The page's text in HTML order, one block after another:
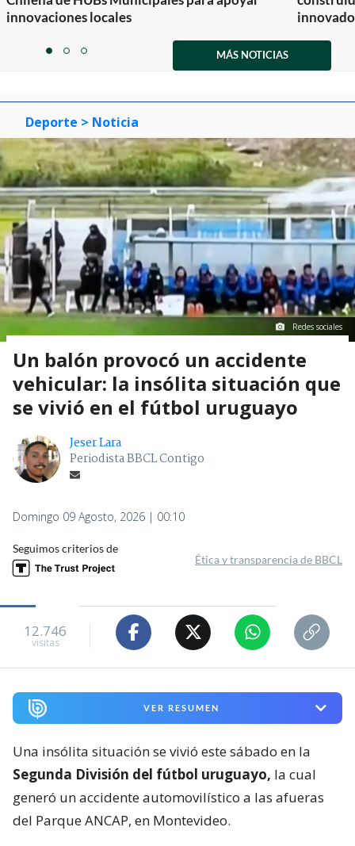
innovaciones locales
itemitemitem
MÁS NOTICIAS
Deporte > Noticia
Redes sociales
Un balón provocó un accidente
vehicular: la insólita situación que
se vivió en el fútbol uruguayo
Jeser Lara
Periodista BBCL Contigo
Domingo 09 Agosto, 2026 | 00:10
Seguimos criterios de
Ética y transparencia de BBCL
12.746
visitas
VER RESUMEN
Una insólita situación se vivió este sábado en la
Segunda División del fútbol uruguayo, la cual
generó un accidente automovilístico a las afueras
del Parque ANCAP, en Montevideo.